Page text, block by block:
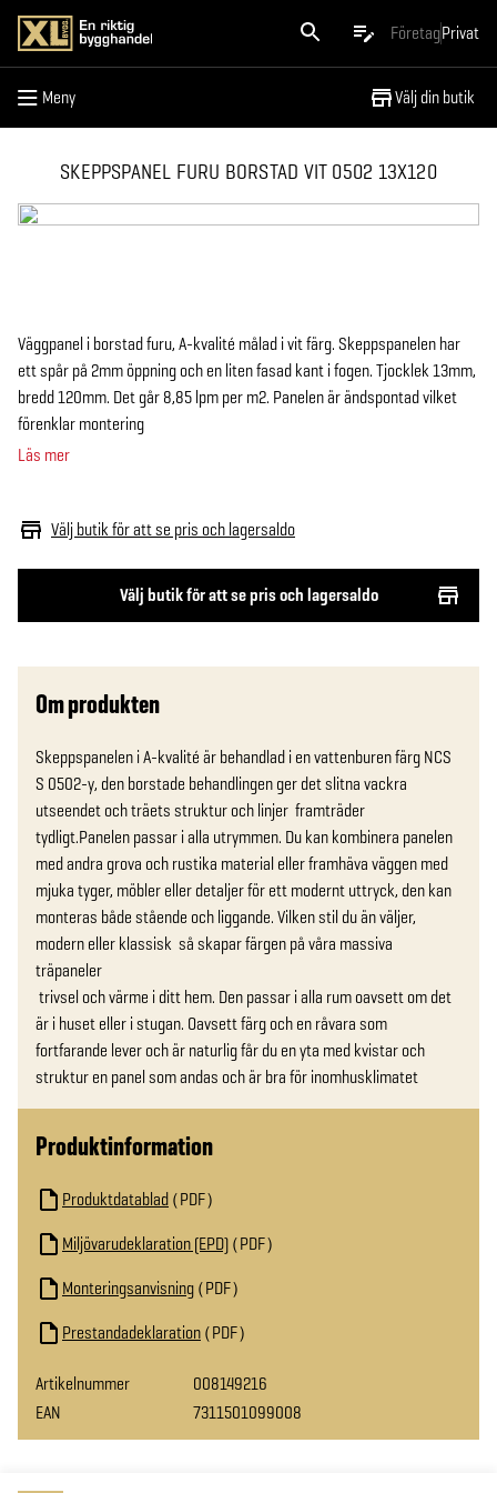
FöretagPrivat
Meny Välj din butik
Meny
SKEPPSPANEL FURU BORSTAD VIT 0502 13X120
Välj butik för att se pris och lagersaldo
Välj butik för att se pris och lagersaldo
Väggpanel i borstad furu, A-kvalité målad i vit färg. Skeppspanelen har
ett spår på 2mm öppning och en liten fasad kant i fogen. Tjocklek 13mm,
bredd 120mm. Det går 8,85 lpm per m2. Panelen är ändspontad vilket
förenklar montering
Läs mer
Om produkten
Skeppspanelen i A-kvalité är behandlad i en vattenburen färg NCS
S 0502-y, den borstade behandlingen ger det slitna vackra
utseendet och träets struktur och linjer  framträder
tydligt.Panelen passar i alla utrymmen. Du kan kombinera panelen
med andra grova och rustika material eller framhäva väggen med
mjuka tyger, möbler eller detaljer för ett modernt uttryck, den kan
monteras både stående och liggande. Vilken stil du än väljer,
modern eller klassisk  så skapar färgen på våra massiva
träpaneler
är i huset eller i stugan. Oavsett färg och en råvara som
fortfarande lever och är naturlig får du en yta med kvistar och
struktur en panel som andas och är bra för inomhusklimatet
Produktinformation
Produktdatablad PDF
Miljövarudeklaration (EPD) PDF
Monteringsanvisning PDF
Prestandadeklaration PDF
Artikelnummer
008149216
EAN
7311501099008